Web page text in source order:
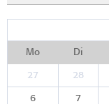
Mo Di
27 28
6 7